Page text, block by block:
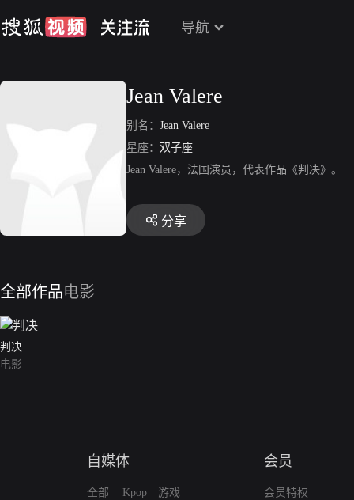
导航
Jean Valere
别名： Jean Valere
星座： 双子座
Jean Valere，法国演员，代表作品《判决》。
分享
全部作品电影
判决
电影
自媒体
全部
Kpop
游戏
会员
会员特权